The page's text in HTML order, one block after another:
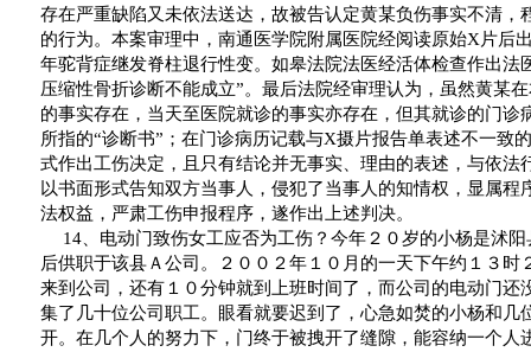
存在严重缺陷又未依法送达，故被告认定黄某负伤事实不清，
的行为。本案审理中，南通医学院附属医院经阅读原始X 片后
年驼背症继发脊柱退行性变。如皋法院法医经活体检查作出法
压缩性骨折诊断不能成立”。最后法院经审理认为，虽然黄某
的事实存在，当天至医院就诊的事实亦存在，但其就诊的门诊
所指的“诊断书” ；在门诊病历记载与X摄片报告单表述不一致
式作出工伤决定，且只有结论并无事实、理由的表述，与依法
以书面形式告知双方当事人，侵犯了当事人的知情权，显属程
法权益，严肃工伤申报程序，遂作出上述判决。
14、电动门致伤女工应否为工伤？今年２０岁的小杨是沭
后供职于该县Ａ公司。２００２年１０月的一天下午约１３时
来到公司，还有１０分钟就到上班时间了，而公司的电动门还
集了几十位公司职工。眼看就要迟到了，心急如焚的小杨和几
开。在几个人的努力下，门终于被拽开了缝隙，能容纳一个人